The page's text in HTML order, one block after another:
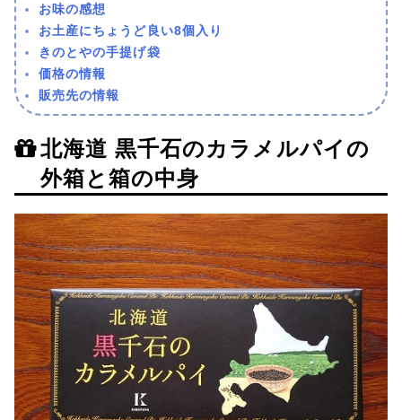
お味の感想
お土産にちょうど良い8個入り
きのとやの手提げ袋
価格の情報
販売先の情報
北海道 黒千石のカラメルパイの
外箱と箱の中身